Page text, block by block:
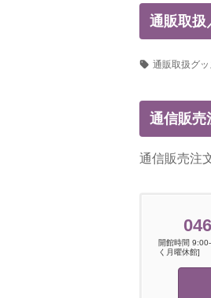
通販取扱
通販取扱グッ
通信販売
通信販売注
開館時間
く月曜休館]